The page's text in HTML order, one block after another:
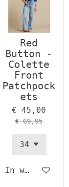
Red
Button -
Colette
Front
Patchpock
ets
€ 45,00
€ 69,95
In